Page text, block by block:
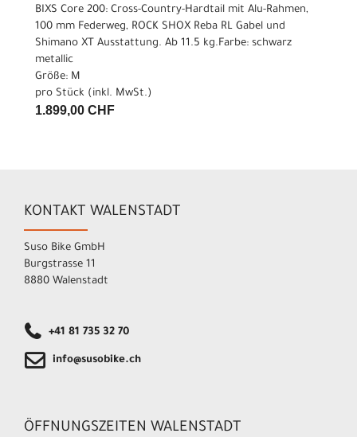
BIXS Core 200: Cross-Country-Hardtail mit Alu-Rahmen,
100 mm Federweg, ROCK SHOX Reba RL Gabel und
Shimano XT Ausstattung. Ab 11.5 kg.Farbe: schwarz
metallic
Größe: M
pro Stück (inkl. MwSt.)
1.899,00 CHF
KONTAKT WALENSTADT
Suso Bike GmbH
Burgstrasse 11
8880 Walenstadt
+41 81 735 32 70
info@susobike.ch
ÖFFNUNGSZEITEN WALENSTADT